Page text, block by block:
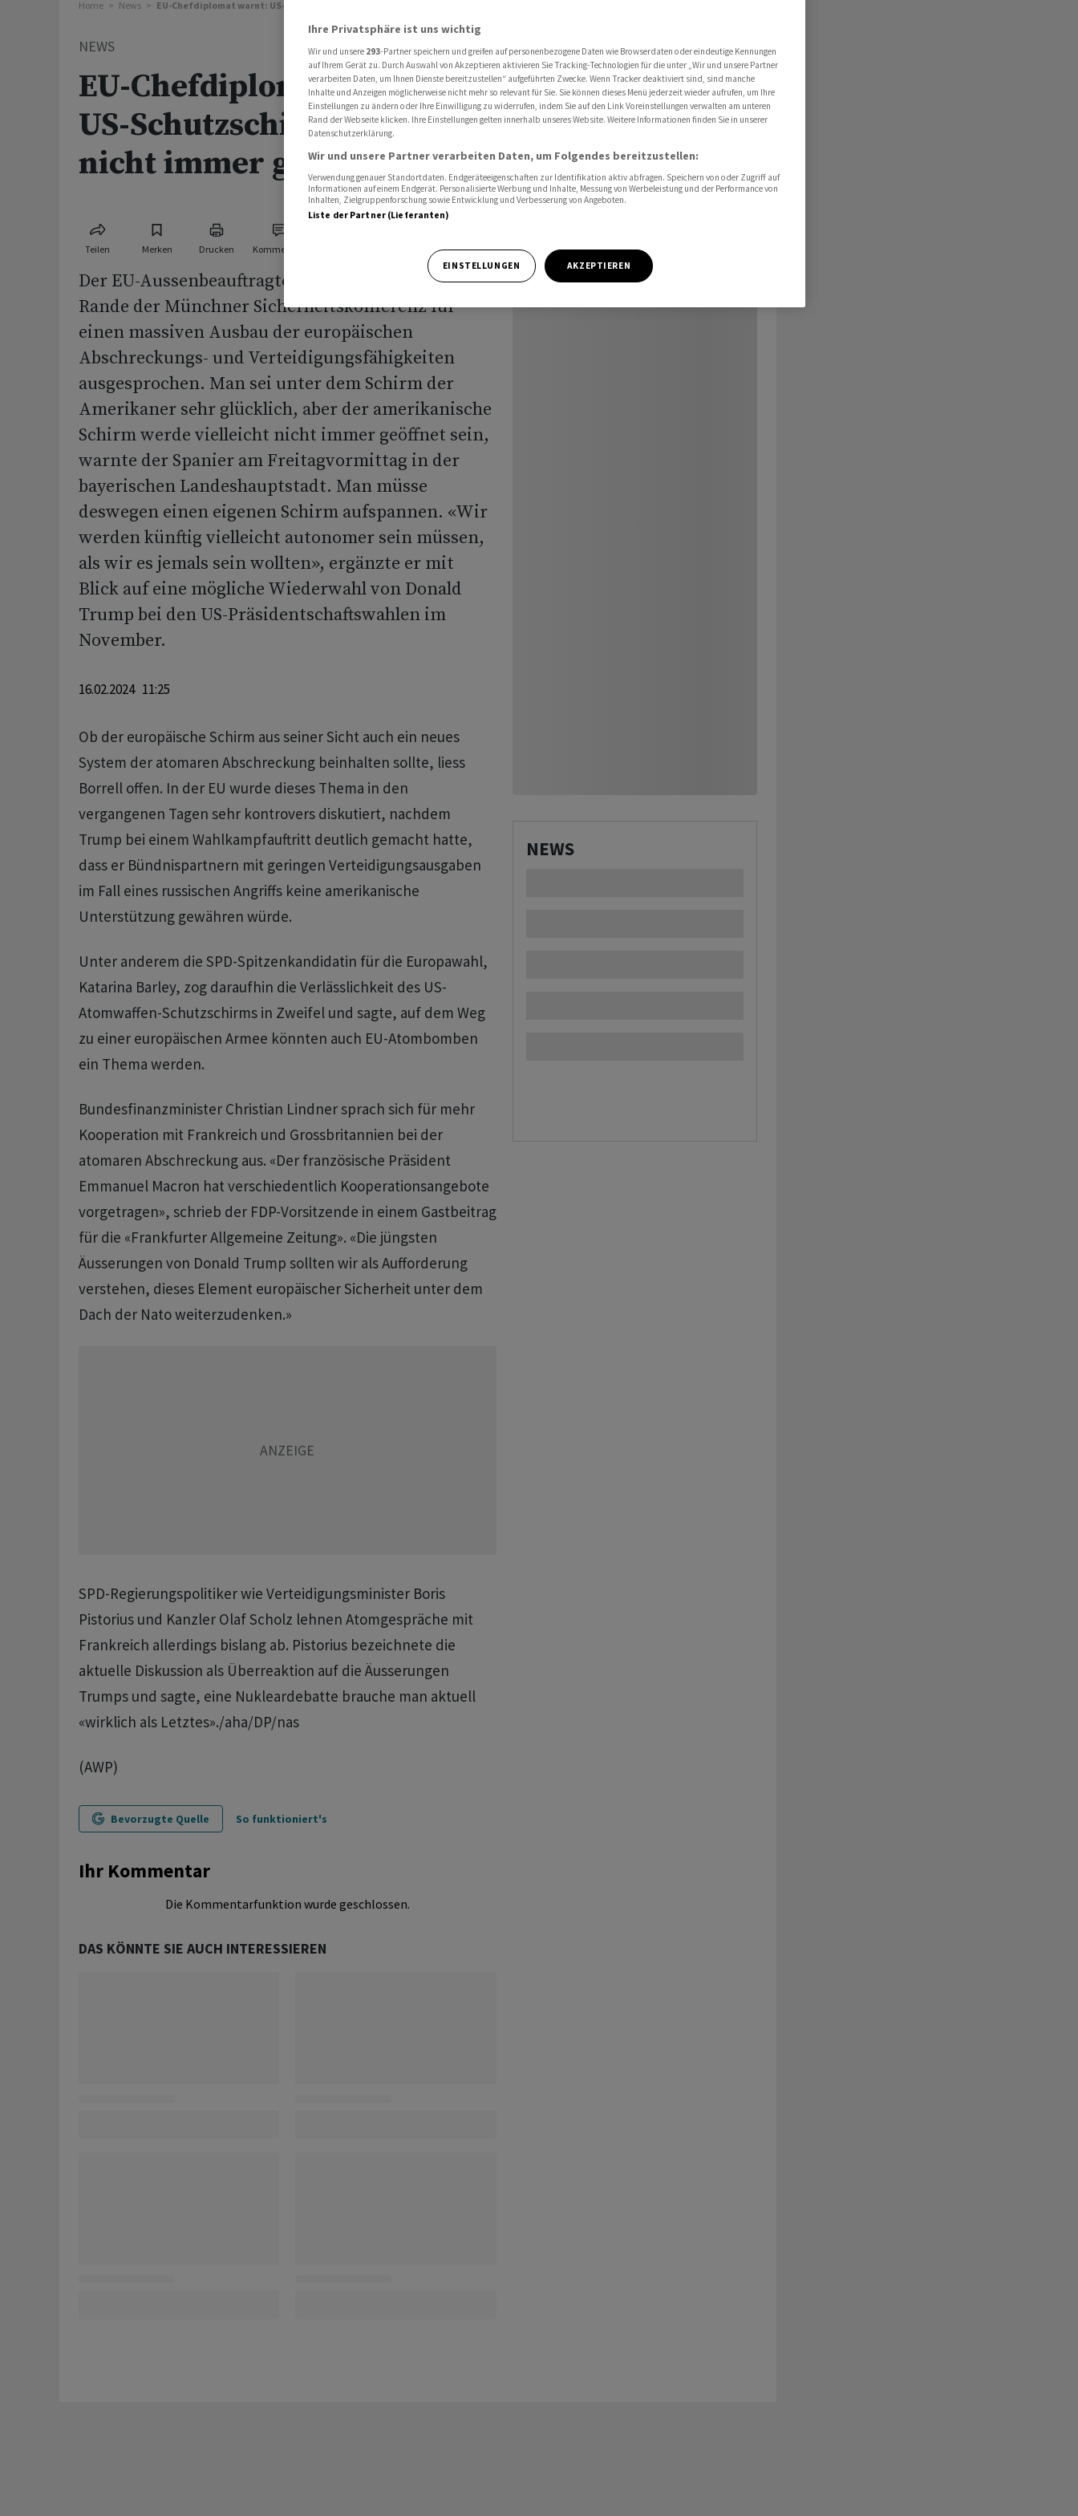
Home News EU-Chefdiplomat warnt: US-Schutzschirm vielleicht nicht immer geöffnet
NEWS
EU-Chefdiplomat warnt:
US-Schutzschirm vielleicht
nicht immer geöffnet
Teilen Merken Drucken Kommentare
Der EU-Aussenbeauftragte Josep Borrell hat sich am
Rande der Münchner Sicherheitskonferenz für
einen massiven Ausbau der europäischen
Abschreckungs- und Verteidigungsfähigkeiten
ausgesprochen. Man sei unter dem Schirm der
Amerikaner sehr glücklich, aber der amerikanische
Schirm werde vielleicht nicht immer geöffnet sein,
warnte der Spanier am Freitagvormittag in der
bayerischen Landeshauptstadt. Man müsse
deswegen einen eigenen Schirm aufspannen. «Wir
werden künftig vielleicht autonomer sein müssen,
als wir es jemals sein wollten», ergänzte er mit
Blick auf eine mögliche Wiederwahl von Donald
Trump bei den US-Präsidentschaftswahlen im
November.
16.02.2024 11:25
Ob der europäische Schirm aus seiner Sicht auch ein neues
System der atomaren Abschreckung beinhalten sollte, liess
Borrell offen. In der EU wurde dieses Thema in den
vergangenen Tagen sehr kontrovers diskutiert, nachdem
Trump bei einem Wahlkampfauftritt deutlich gemacht hatte,
dass er Bündnispartnern mit geringen Verteidigungsausgaben
im Fall eines russischen Angriffs keine amerikanische
Unterstützung gewähren würde.
Unter anderem die SPD-Spitzenkandidatin für die Europawahl,
Katarina Barley, zog daraufhin die Verlässlichkeit des US-
Atomwaffen-Schutzschirms in Zweifel und sagte, auf dem Weg
zu einer europäischen Armee könnten auch EU-Atombomben
ein Thema werden.
Bundesfinanzminister Christian Lindner sprach sich für mehr
Kooperation mit Frankreich und Grossbritannien bei der
atomaren Abschreckung aus. «Der französische Präsident
Emmanuel Macron hat verschiedentlich Kooperationsangebote
vorgetragen», schrieb der FDP-Vorsitzende in einem Gastbeitrag
für die «Frankfurter Allgemeine Zeitung». «Die jüngsten
Äusserungen von Donald Trump sollten wir als Aufforderung
verstehen, dieses Element europäischer Sicherheit unter dem
Dach der Nato weiterzudenken.»
SPD-Regierungspolitiker wie Verteidigungsminister Boris
Pistorius und Kanzler Olaf Scholz lehnen Atomgespräche mit
Frankreich allerdings bislang ab. Pistorius bezeichnete die
aktuelle Diskussion als Überreaktion auf die Äusserungen
Trumps und sagte, eine Nukleardebatte brauche man aktuell
«wirklich als Letztes»./aha/DP/nas
(AWP)
Bevorzugte Quelle So funktioniert's
Ihr Kommentar
Die Kommentarfunktion wurde geschlossen.
DAS KÖNNTE SIE AUCH INTERESSIEREN
NEWS
Ihre Privatsphäre ist uns wichtig
Wir und unsere 293-Partner speichern und greifen auf personenbezogene Daten wie Browserdaten oder eindeutige Kennungen
auf Ihrem Gerät zu. Durch Auswahl von Akzeptieren aktivieren Sie Tracking-Technologien für die unter „Wir und unsere Partner
verarbeiten Daten, um Ihnen Dienste bereitzustellen“ aufgeführten Zwecke. Wenn Tracker deaktiviert sind, sind manche
Inhalte und Anzeigen möglicherweise nicht mehr so relevant für Sie. Sie können dieses Menü jederzeit wieder aufrufen, um Ihre
Einstellungen zu ändern oder Ihre Einwilligung zu widerrufen, indem Sie auf den Link Voreinstellungen verwalten am unteren
Rand der Webseite klicken. Ihre Einstellungen gelten innerhalb unseres Website. Weitere Informationen finden Sie in unserer
Datenschutzerklärung.
Wir und unsere Partner verarbeiten Daten, um Folgendes bereitzustellen:
Verwendung genauer Standortdaten. Endgeräteeigenschaften zur Identifikation aktiv abfragen. Speichern von oder Zugriff auf
Informationen auf einem Endgerät. Personalisierte Werbung und Inhalte, Messung von Werbeleistung und der Performance von
Inhalten, Zielgruppenforschung sowie Entwicklung und Verbesserung von Angeboten.
Liste der Partner (Lieferanten)
EINSTELLUNGEN AKZEPTIEREN